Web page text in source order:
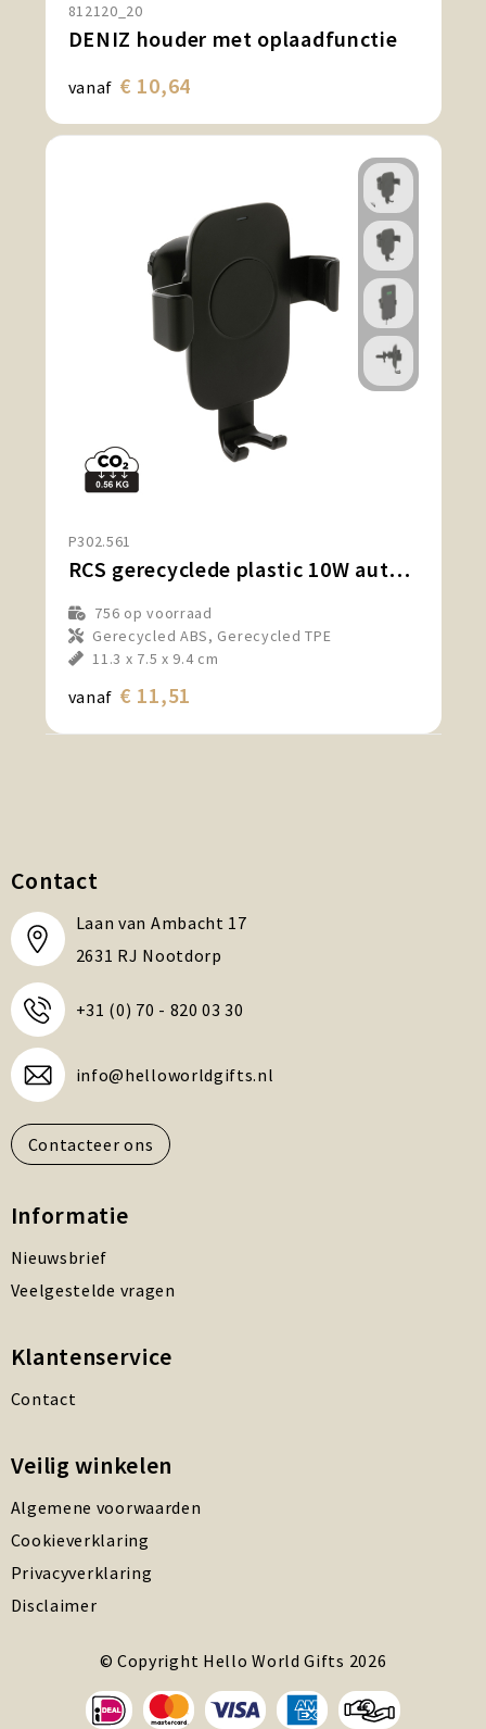
812120_20
DENIZ houder met oplaadfunctie
vanaf € 10,64
P302.561
RCS gerecyclede plastic 10W autohouder draadloos opladen
756 op voorraad
Gerecycled ABS, Gerecycled TPE
11.3 x 7.5 x 9.4 cm
vanaf € 11,51
Contact
Laan van Ambacht 17
2631 RJ Nootdorp
+31 (0) 70 - 820 03 30
info@helloworldgifts.nl
Contacteer ons
Informatie
Nieuwsbrief
Veelgestelde vragen
Klantenservice
Contact
Veilig winkelen
Algemene voorwaarden
Cookieverklaring
Privacyverklaring
Disclaimer
© Copyright Hello World Gifts 2026